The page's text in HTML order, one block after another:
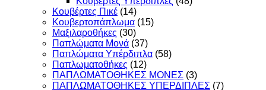
Κουβέρτες Πικέ (14)
Κουβερτοπάπλωμα (15)
Μαξιλαροθήκες (30)
Παπλώματα Μονά (37)
Παπλώματα Υπέρδιπλα (58)
Παπλωματοθήκες (12)
ΠΑΠΛΩΜΑΤΟΘΗΚΕΣ ΜΟΝΕΣ (3)
ΠΑΠΛΩΜΑΤΟΘΗΚΕΣ ΥΠΕΡΔΙΠΛΕΣ (7)